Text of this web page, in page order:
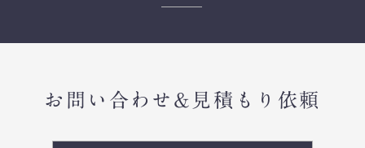
お問い合わせ&見積もり依頼